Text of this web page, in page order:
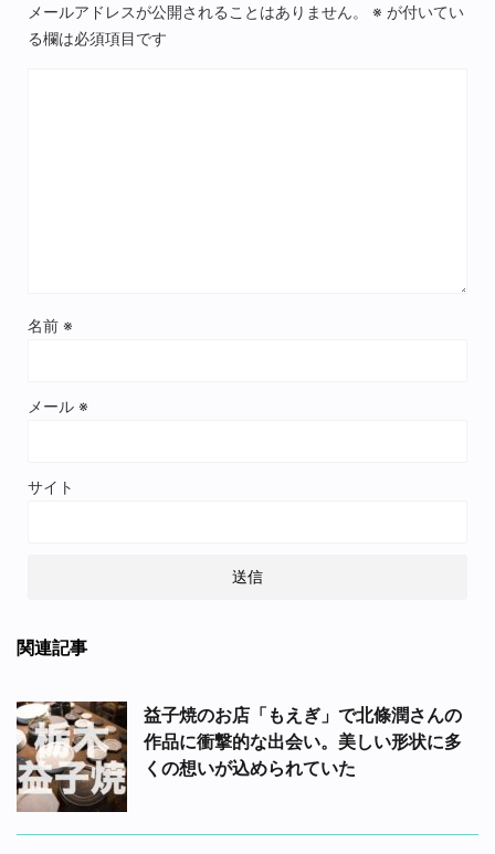
メールアドレスが公開されることはありません。 ※ が付いてい
る欄は必須項目です
名前 ※
メール ※
サイト
関連記事
益子焼のお店「もえぎ」で北條潤さんの
作品に衝撃的な出会い。美しい形状に多
くの想いが込められていた